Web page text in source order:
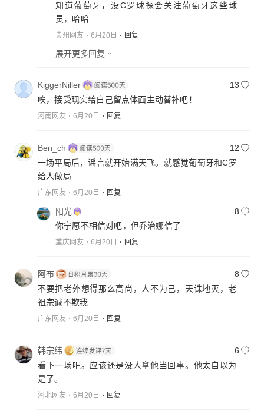
知道葡萄牙，没C罗球探会关注葡萄牙这些球
员，哈哈
贵州网友 6月20日 回复
展开更多回复
KiggerNiller
13
唉，接受现实给自己留点体面主动替补吧！
河南网友 6月20日 回复
Ben_ch
12
一场平局后，谣言就开始满天飞。就感觉葡萄牙和C罗
给人做局
广东网友 6月20日 回复
阳光
8
你宁愿不相信对吧，但乔治娜信了
重庆网友 6月20日 回复
阿布
8
不要把老外想得那么高尚，人不为己，天诛地灭，老
祖宗诚不欺我
广东网友 6月20日 回复
韩宗纬
6
看下一场吧。应该还是没人拿他当回事。他太自以为
是了。
河北网友 6月20日 回复